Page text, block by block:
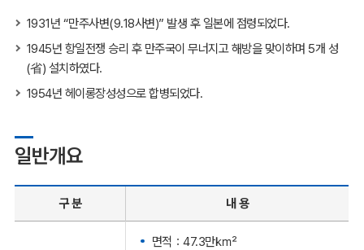
1931년 “만주사변(9.18사변)” 발생 후 일본에 점령되었다.
1945년 항일전쟁 승리 후 만주국이 무너지고 해방을 맞이하며 5개 성
(省) 설치하였다.
1954년 헤이롱장성성으로 합병되었다.
일반개요
구 분 내 용
면적：47.3만㎢